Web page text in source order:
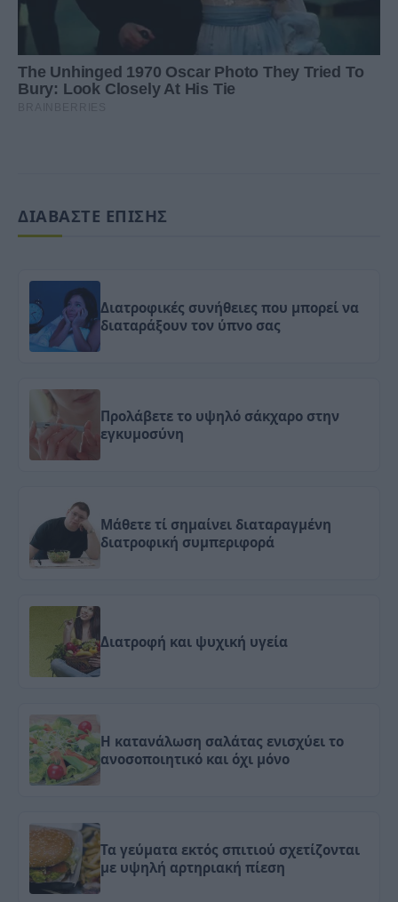
ΔΙΑΒΑΣΤΕ ΕΠΙΣΗΣ
Διατροφικές συνήθειες που μπορεί να
διαταράξουν τον ύπνο σας
Προλάβετε το υψηλό σάκχαρο στην
εγκυμοσύνη
Μάθετε τί σημαίνει διαταραγμένη
διατροφική συμπεριφορά
Διατροφή και ψυχική υγεία
Η κατανάλωση σαλάτας ενισχύει το
ανοσοποιητικό και όχι μόνο
Τα γεύματα εκτός σπιτιού σχετίζονται
με υψηλή αρτηριακή πίεση